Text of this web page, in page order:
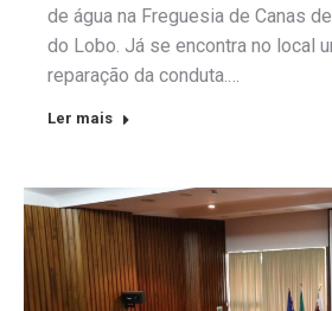
de água na Freguesia de Canas
do Lobo. Já se encontra no local
reparação da conduta.…
Ler mais